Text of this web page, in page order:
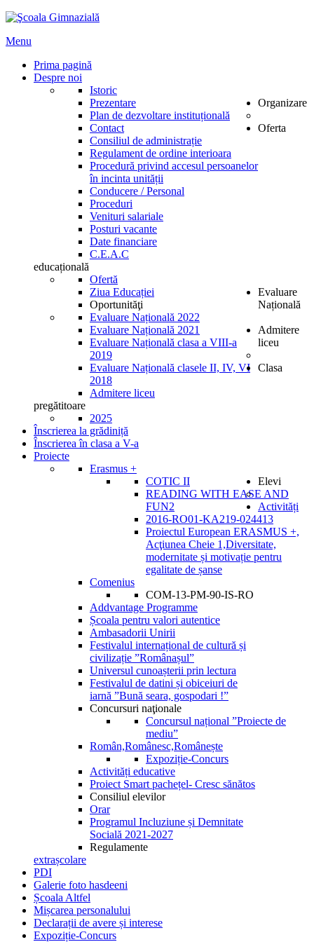
Menu
Prima pagină
Despre noi
Istoric
Prezentare
Plan de dezvoltare instituțională
Contact
Organizare
Consiliul de administrație
Regulament de ordine interioara
Procedură privind accesul persoanelor
în incinta unității
Conducere / Personal
Proceduri
Venituri salariale
Posturi vacante
Date financiare
C.E.A.C
Oferta
educațională
Ofertă
Ziua Educației
Oportunităţi
Evaluare
Națională
Evaluare Națională 2022
Evaluare Națională 2021
Evaluare Națională clasa a VIII-a
2019
Evaluare Națională clasele II, IV, VI
2018
Admitere
liceu
Admitere liceu
Clasa
pregătitoare
2025
Înscrierea la grădiniță
Înscrierea în clasa a V-a
Proiecte
Erasmus +
COTIC II
READING WITH EASE AND
FUN2
2016-RO01-KA219-024413
Proiectul European ERASMUS +,
Acţiunea Cheie 1,Diversitate,
modernitate și motivație pentru
egalitate de șanse
Comenius
COM-13-PM-90-IS-RO
Addvantage Programme
Școala pentru valori autentice
Ambasadorii Unirii
Festivalul internațional de cultură și
civilizație ”Românașul”
Universul cunoașterii prin lectura
Festivalul de datini și obiceiuri de
iarnă ”Bună seara, gospodari !”
Concursuri naţionale
Concursul național ”Proiecte de
mediu”
Român,Românesc,Românește
Expoziție-Concurs
Activități educative
Proiect Smart pachețel- Cresc sănătos
Elevi
Consiliul elevilor
Orar
Programul Incluziune și Demnitate
Socială 2021-2027
Regulamente
Activități
extrașcolare
PDI
Galerie foto hasdeeni
Școala Altfel
Mișcarea personalului
Declarații de avere și interese
Expoziție-Concurs